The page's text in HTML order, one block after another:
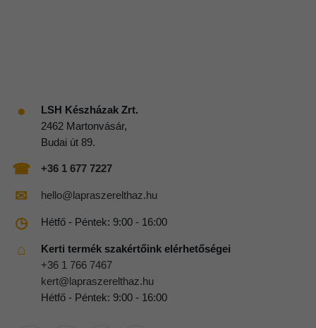
●
LSH Készházak Zrt.
2462 Martonvásár,
Budai út 89.
☎ +36 1 677 7227
✉ hello@lapraszerelthaz.hu
◷ Hétfő - Péntek: 9:00 - 16:00
⌂
Kerti termék szakértőink elérhetőségei
+36 1 766 7467
kert@lapraszerelthaz.hu
Hétfő - Péntek: 9:00 - 16:00